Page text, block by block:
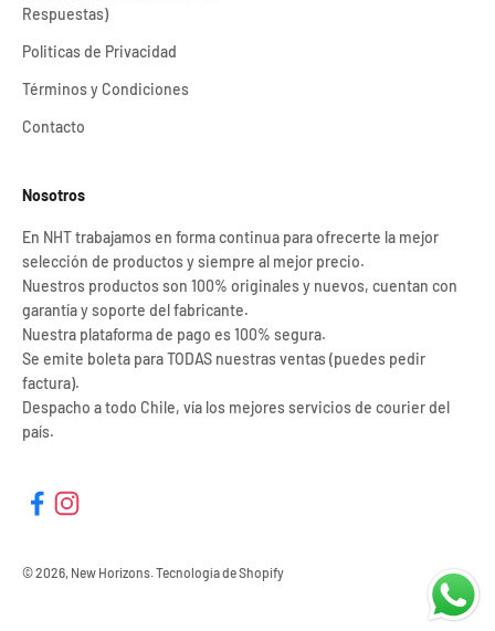
Respuestas)
Politicas de Privacidad
Términos y Condiciones
Contacto
Nosotros
En NHT trabajamos en forma continua para ofrecerte la mejor
selección de productos y siempre al mejor precio.
Nuestros productos son 100% originales y nuevos, cuentan con
garantía y soporte del fabricante.
Nuestra plataforma de pago es 100% segura.
Se emite boleta para TODAS nuestras ventas (puedes pedir
factura).
Despacho a todo Chile, vía los mejores servicios de courier del
país.
© 2026, New Horizons. Tecnología de Shopify